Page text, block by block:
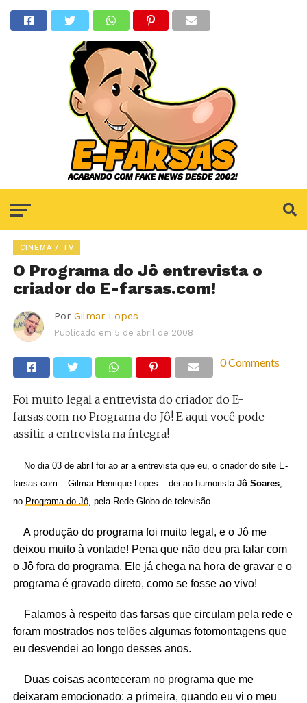
CINEMA / TV
O Programa do Jô entrevista o
criador do E-farsas.com!
Por Gilmar Lopes
Publicado em 5 de abril de 2008
0 Comments
Foi muito legal a entrevista do criador do E-
farsas.com no Programa do Jô! E aqui você pode
assitir a entrevista na íntegra!
No dia 03 de abril foi ao ar a entrevista que eu, o criador do site E-
farsas.com – Gilmar Henrique Lopes – dei ao humorista Jô Soares,
no Programa do Jô, pela Rede Globo de televisão.
A produção do programa foi muito legal, e o Jô me
deixou muito à vontade! Pena que não deu pra falar com
o Jô fora do programa. Ele já chega na hora de gravar e o
programa é gravado direto, como se fosse ao vivo!
Falamos à respeito das farsas que circulam pela rede e
foram mostrados nos telões algumas fotomontagens que
eu desvendei ao longo desses anos.
Duas coisas aconteceram no programa que me
deixaram emocionado: a primeira, quando eu vi o meu